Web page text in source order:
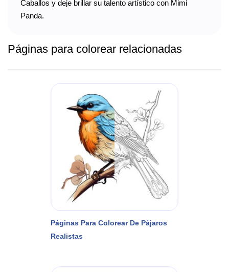
Caballos y deje brillar su talento artístico con Mimi
Panda.
Páginas para colorear relacionadas
Páginas Para Colorear De Pájaros
Realistas